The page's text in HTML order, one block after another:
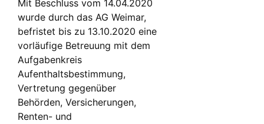
Mit Beschluss vom 14.04.2020
wurde durch das AG Weimar,
befristet bis zu 13.10.2020 eine
vorläufige Betreuung mit dem
Aufgabenkreis
Aufenthaltsbestimmung,
Vertretung gegenüber
Behörden, Versicherungen,
Renten- und